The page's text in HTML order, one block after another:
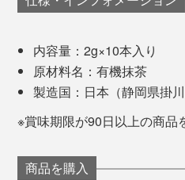
写真は旧パッケージです
内容量：2g×10本入り
原材料名：有機抹茶
製造国：日本（静岡県掛川
※賞味期限が90日以上の商品
商品を購入